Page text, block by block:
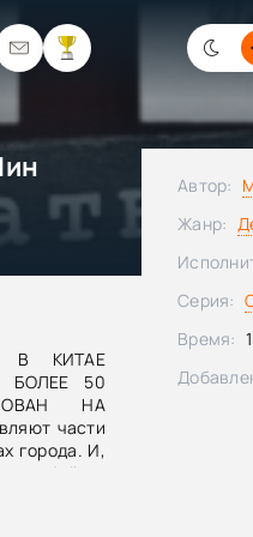
КИТАЕ
БОЛЕЕ 50
НА
части
города. И,
убийцы.
на
Автор:
Жанр:
Серия:
Время: